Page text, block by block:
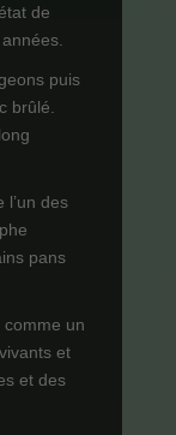
de
puis
brûlé.
l’un des
pans
un
et
et des